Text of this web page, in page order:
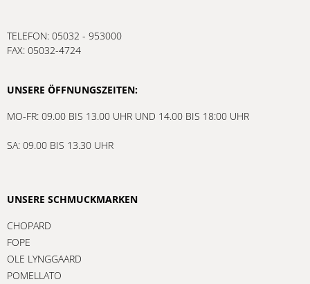
TELEFON: 05032 - 953000
FAX: 05032-4724
UNSERE ÖFFNUNGSZEITEN:
MO-FR: 09.00 BIS 13.00 UHR UND 14.00 BIS 18:00 UHR
SA: 09.00 BIS 13.30 UHR
UNSERE SCHMUCKMARKEN
CHOPARD
FOPE
OLE LYNGGAARD
POMELLATO